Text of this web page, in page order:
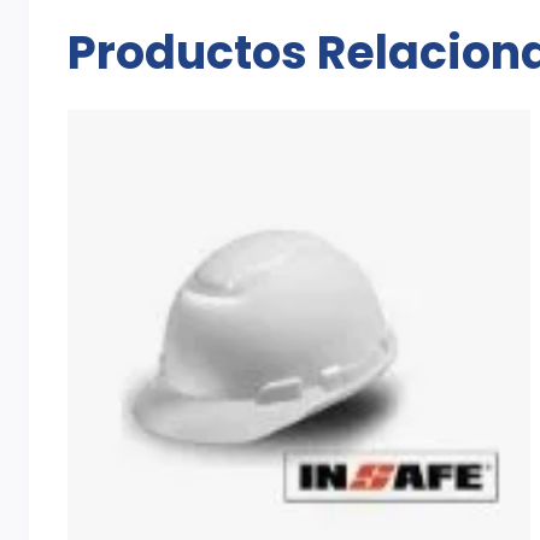
Productos